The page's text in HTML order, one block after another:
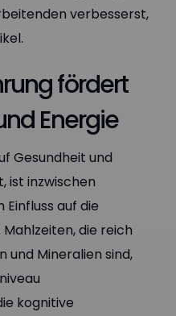
verbesserst,
fördert
Energie
Gesundheit und
ist inzwischen
auf die
die reich
und Mineralien sind,
kognitive